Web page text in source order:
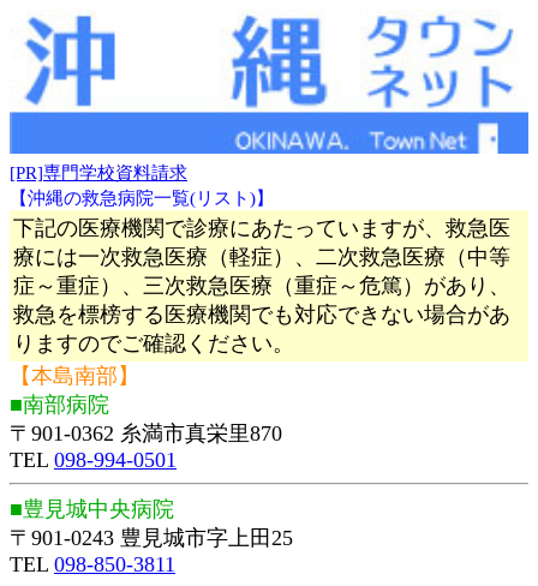
[PR]専門学校資料請求
【沖縄の救急病院一覧(リスト)】
下記の医療機関で診療にあたっていますが、救急医
療には一次救急医療（軽症）、二次救急医療（中等
症～重症）、三次救急医療（重症～危篤）があり、
救急を標榜する医療機関でも対応できない場合があ
りますのでご確認ください。
【本島南部】
■南部病院
〒901-0362 糸満市真栄里870
TEL 098-994-0501
■豊見城中央病院
〒901-0243 豊見城市字上田25
TEL 098-850-3811